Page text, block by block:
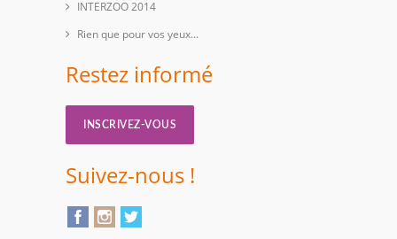
INTERZOO 2014
Rien que pour vos yeux...
Restez informé
INSCRIVEZ-VOUS
Suivez-nous !